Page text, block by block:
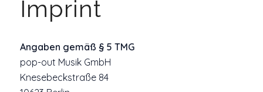
Imprint
Angaben gemäß § 5 TMG
pop-out Musik GmbH
Knesebeckstraße 84